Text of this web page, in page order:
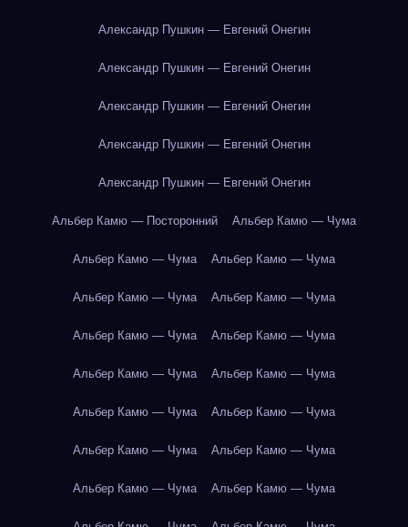
Александр Пушкин — Евгений Онегин
Александр Пушкин — Евгений Онегин
Александр Пушкин — Евгений Онегин
Александр Пушкин — Евгений Онегин
Александр Пушкин — Евгений Онегин
Альбер Камю — Посторонний Альбер Камю — Чума
Альбер Камю — Чума Альбер Камю — Чума
Альбер Камю — Чума Альбер Камю — Чума
Альбер Камю — Чума Альбер Камю — Чума
Альбер Камю — Чума Альбер Камю — Чума
Альбер Камю — Чума Альбер Камю — Чума
Альбер Камю — Чума Альбер Камю — Чума
Альбер Камю — Чума Альбер Камю — Чума